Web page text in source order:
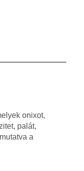
onixot,
palát,
a